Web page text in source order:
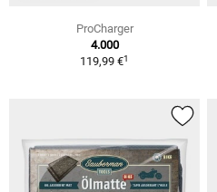
ProCharger
4.000
119,99 €1